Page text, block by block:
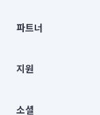
주소 | 본사: 서울특별
컨택센터 : 서울특별
상품, 상품정보, 거래
언론 보도 관련 문의:
© 유한회사 미소.
채용
파트너
이사
지원
이용약관
소셜